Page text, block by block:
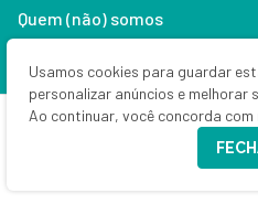
Quem (não) somos
Contato
Política de privacidade
Usamos cookies para guardar
personalizar anúncios e melhorar
Ao continuar, você concorda com